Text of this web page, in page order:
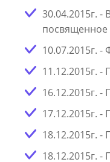
30.04.2015г.
10.07.2015г. -
11.12.2015г. -
16.12.2015г. -
17.12.2015г.
18.12.2015г.
18.12.2015г.